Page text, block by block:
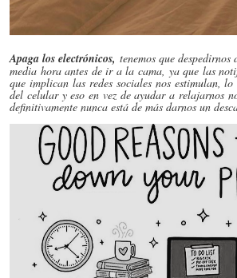
Apaga los electrónicos, tenemos que
media hora antes de ir a la cama, ya que las
que implican las redes sociales nos estimulan,
del celular y eso en vez de ayudar a relajarnos
definitivamente nunca está de más darnos un